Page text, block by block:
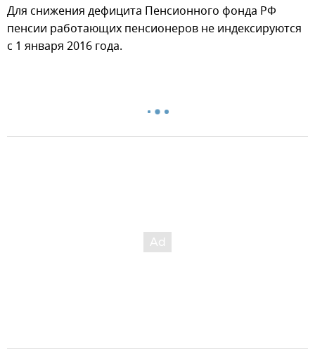
Для снижения дефицита Пенсионного фонда РФ
пенсии работающих пенсионеров не индексируются
с 1 января 2016 года.